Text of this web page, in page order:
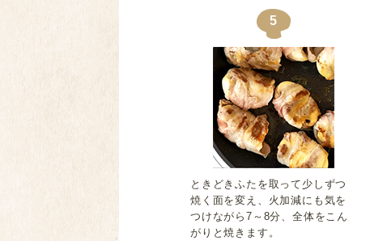
5
ときどきふたを取って少しずつ
焼く面を変え、火加減にも気を
つけながら7～8分、全体をこん
がりと焼きます。